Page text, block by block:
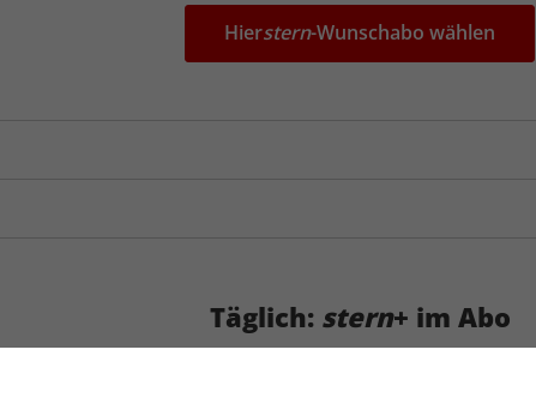
Hierstern-Wunschabo wählen
Täglich: stern+ im Abo